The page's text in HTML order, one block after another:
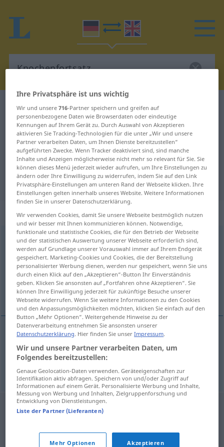
Deutsch-Englisch Wörterbuch Knochenfortsatz
Deutsch-Englisch Übersetzung für
"Knochenfortsatz"
"Knochenfortsatz" Englisch
Übersetzung
„Knochenfortsatz“: Maskulinum
Knochenfortsatzm
Übersicht aller Übersetzungen
(Für mehr Details die Übersetzung anklicken/antippen)
bony process, apophysis
bonyprocess Knochenfortsatz MED
apophysis Knochenfortsatz MED
Ihre Privatsphäre ist uns wichtig
Wir und unsere716-Partner speichern und greifen auf
personenbezogene Daten wie Browserdaten oder eindeutige
Kennungen auf Ihrem Gerät zu. Durch Auswahl von Akzeptieren
aktivieren Sie Tracking-Technologien für die unter „Wir und unsere
Partner verarbeiten Daten, um Ihnen Dienste bereitzustellen“
aufgeführten Zwecke. Wenn Tracker deaktiviert sind, sind manche
Inhalte und Anzeigen möglicherweise nicht mehr so relevant für Sie. Sie
können dieses Menü jederzeit wieder aufrufen, um Ihre Einstellungen zu
ändern oder Ihre Einwilligung zu widerrufen, indem Sie auf den Link
Privatsphäre-Einstellungen am unteren Rand der Webseite klicken. Ihre
Einstellungen gelten innerhalb unseres Website. Weitere Informationen
finden Sie in unserer Datenschutzerklärung.
Wir verwenden Cookies, damit Sie unsere Webseite bestmöglich nutzen
und wir besser mit Ihnen kommunizieren können. Notwendige,
funktionale und statistische Cookies, die für den Betrieb der Webseite
und der statistischen Auswertung unserer Webseite erforderlich sind,
werden auf Grundlage unserer Vorauswahl immer auf Ihrem Endgerät
gespeichert. Marketing-Cookies und Cookies, die der Bereitstellung
personalisierter Werbung dienen, werden nur gespeichert, wenn Sie uns
durch einen Klick auf den „Akzeptieren“-Button Ihr Einverständnis
geben. Klicken Sie ansonsten auf „Fortfahren ohne Akzeptieren“. Sie
können Ihre Einwilligung jederzeit für zukünftige Besuche unserer
Webseite widerrufen. Wenn Sie weitere Informationen zu den Cookies
und den Anpassungsmöglichkeiten möchten, klicken Sie einfach auf den
Button „Mehr Optionen“. Weitergehende Hinweise zu der
Datenverarbeitung entnehmen Sie ansonsten unserer
Datenschutzerklärung. Hier finden Sie unserImpressum.
Wir und unsere Partner verarbeiten Daten, um
Folgendes bereitzustellen:
Genaue Geolocation-Daten verwenden. Geräteeigenschaften zur
Identifikation aktiv abfragen. Speichern von und/oder Zugriff auf
Informationen auf einem Gerät. Personalisierte Werbung und Inhalte,
Messung von Werbung und Inhalten, Zielgruppenforschung und
Entwicklung von Dienstleistungen.
Liste der Partner (Lieferanten)
Mehr Optionen Akzeptieren